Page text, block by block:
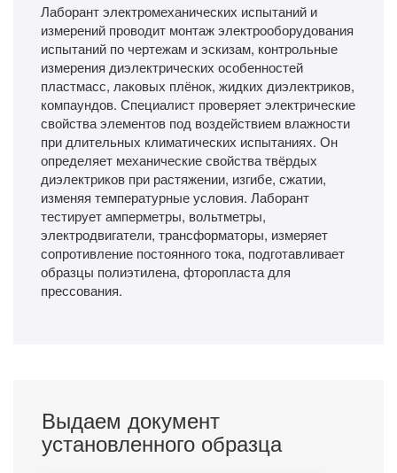
Лаборант электромеханических испытаний и
измерений проводит монтаж электрооборудования
испытаний по чертежам и эскизам, контрольные
измерения диэлектрических особенностей
пластмасс, лаковых плёнок, жидких диэлектриков,
компаундов. Специалист проверяет электрические
свойства элементов под воздействием влажности
при длительных климатических испытаниях. Он
определяет механические свойства твёрдых
диэлектриков при растяжении, изгибе, сжатии,
изменяя температурные условия. Лаборант
тестирует амперметры, вольтметры,
электродвигатели, трансформаторы, измеряет
сопротивление постоянного тока, подготавливает
образцы полиэтилена, фторопласта для
прессования.
Выдаем документ
установленного образца